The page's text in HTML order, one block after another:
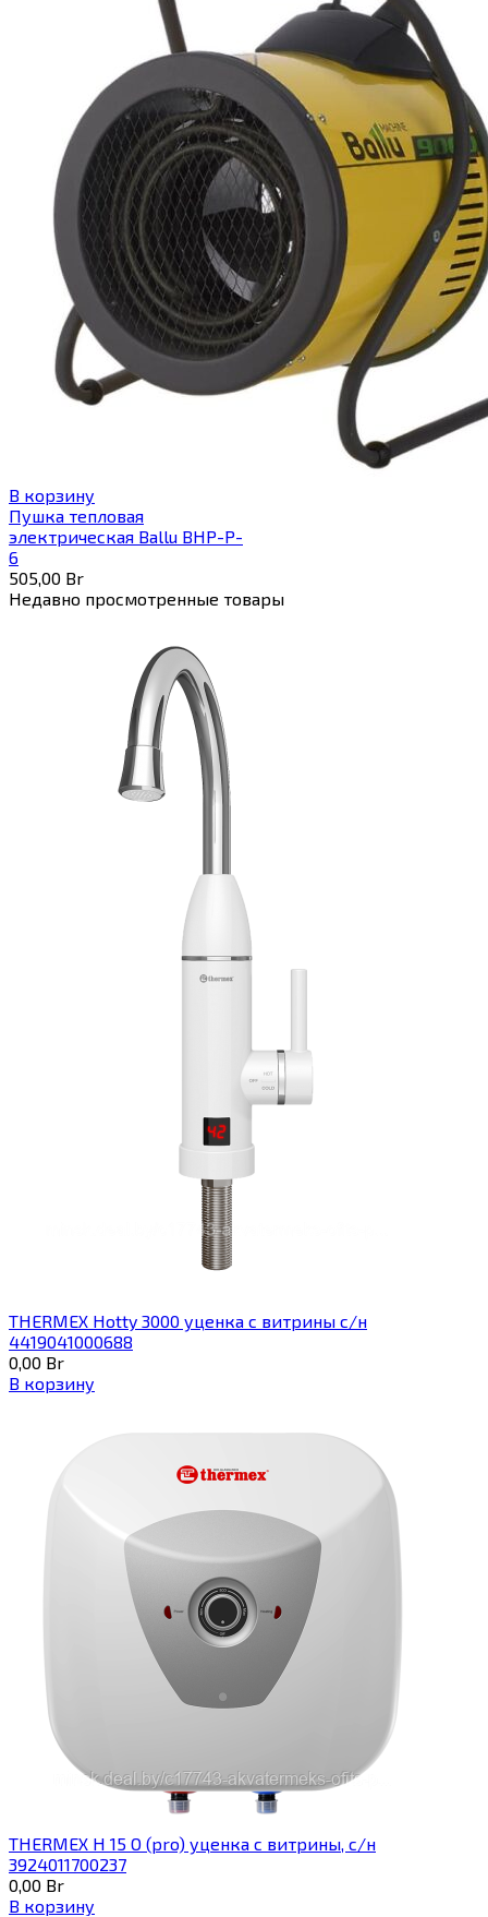
В корзину
Пушка тепловая
электрическая Ballu BHP-P-
6
505,00 Br
Недавно просмотренные товары
THERMEX Hotty 3000 уценка с витрины с/н
4419041000688
0,00 Br
В корзину
THERMEX H 15 O (pro) уценка с витрины, с/н
3924011700237
0,00 Br
В корзину